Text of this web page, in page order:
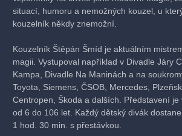
situací, humoru a nemožných kouzel, u
kouzelník někdy znemožní.
Kouzelník Štěpán Šmíd je aktuálním
magii. Vystupoval například v Divadle Járy
Kampa, Divadle Na Maninách a na
Toyota, Siemens, ČSOB, Mercedes,
Centropen, Škoda a dalších. Představení je
od 6 do 106 let. Každý dětský divák
1 hod. 30 min. s přestávkou.